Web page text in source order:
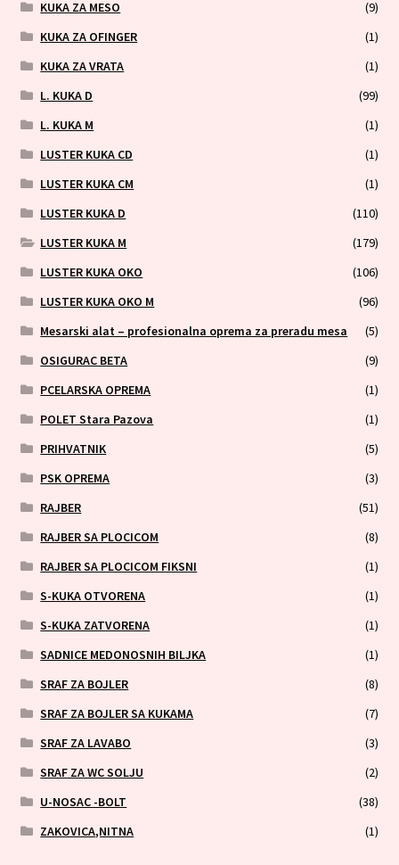
KUKA ZA MESO
(9)
KUKA ZA OFINGER
(1)
KUKA ZA VRATA
(1)
L. KUKA D
(99)
L. KUKA M
(1)
LUSTER KUKA CD
(1)
LUSTER KUKA CM
(1)
LUSTER KUKA D
(110)
LUSTER KUKA M
(179)
LUSTER KUKA OKO
(106)
LUSTER KUKA OKO M
(96)
Mesarski alat – profesionalna oprema za preradu mesa
(5)
OSIGURAC BETA
(9)
PCELARSKA OPREMA
(1)
POLET Stara Pazova
(1)
PRIHVATNIK
(5)
PSK OPREMA
(3)
RAJBER
(51)
RAJBER SA PLOCICOM
(8)
RAJBER SA PLOCICOM FIKSNI
(1)
S-KUKA OTVORENA
(1)
S-KUKA ZATVORENA
(1)
SADNICE MEDONOSNIH BILJKA
(1)
SRAF ZA BOJLER
(8)
SRAF ZA BOJLER SA KUKAMA
(7)
SRAF ZA LAVABO
(3)
SRAF ZA WC SOLJU
(2)
U-NOSAC -BOLT
(38)
ZAKOVICA,NITNA
(1)